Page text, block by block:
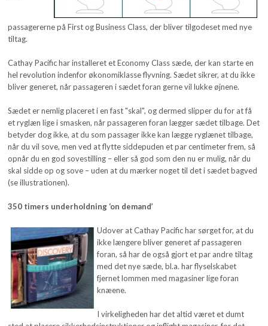
passagererne på First og Business Class, der bliver tilgodeset med nye
tiltag.
Cathay Pacific har installeret et Economy Class sæde, der kan starte en
hel revolution indenfor økonomiklasse flyvning. Sædet sikrer, at du ikke
bliver generet, når passageren i sædet foran gerne vil lukke øjnene.
Sædet er nemlig placeret i en fast "skal", og dermed slipper du for at få
et ryglæn lige i smasken, når passageren foran lægger sædet tilbage. Det
betyder dog ikke, at du som passager ikke kan lægge ryglænet tilbage,
når du vil sove, men ved at flytte siddepuden et par centimeter frem, så
opnår du en god sovestilling – eller så god som den nu er mulig, når du
skal sidde op og sove – uden at du mærker noget til det i sædet bagved
(se illustrationen).
350 timers underholdning ‘on demand’
Udover at Cathay Pacific har sørget for, at du
ikke længere bliver generet af passageren
foran, så har de også gjort et par andre tiltag
med det nye sæde, bl.a. har flyselskabet
fjernet lommen med magasiner lige foran
knæene.
I virkeligheden har det altid været et dumt